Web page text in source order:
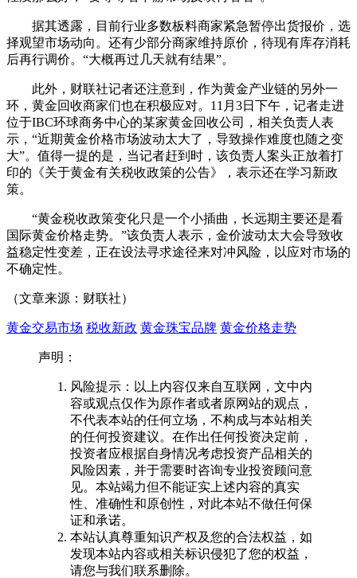
据其透露，目前行业多数板料商家紧急暂停出货报价，选
择观望市场动向。还有少部分商家维持原价，待现有库存消耗
后再行调价。“大概再过几天就有结果”。
此外，财联社记者还注意到，作为黄金产业链的另外一
环，黄金回收商家们也在积极应对。11月3日下午，记者走进
位于IBC环球商务中心的某家黄金回收公司，相关负责人表
示，“近期黄金价格市场波动太大了，导致操作难度也随之变
大”。值得一提的是，当记者赶到时，该负责人案头正放着打
印的《关于黄金有关税收政策的公告》，表示还在学习新政
策。
“黄金税收政策变化只是一个小插曲，长远期主要还是看
国际黄金价格走势。”该负责人表示，金价波动太大会导致收
益稳定性变差，正在设法寻求途径来对冲风险，以应对市场的
不确定性。
（文章来源：财联社）
黄金交易市场 税收新政 黄金珠宝品牌 黄金价格走势
声明：
风险提示：以上内容仅来自互联网，文中内
容或观点仅作为原作者或者原网站的观点，
不代表本站的任何立场，不构成与本站相关
的任何投资建议。在作出任何投资决定前，
投资者应根据自身情况考虑投资产品相关的
风险因素，并于需要时咨询专业投资顾问意
见。本站竭力但不能证实上述内容的真实
性、准确性和原创性，对此本站不做任何保
证和承诺。
本站认真尊重知识产权及您的合法权益，如
发现本站内容或相关标识侵犯了您的权益，
请您与我们联系删除。